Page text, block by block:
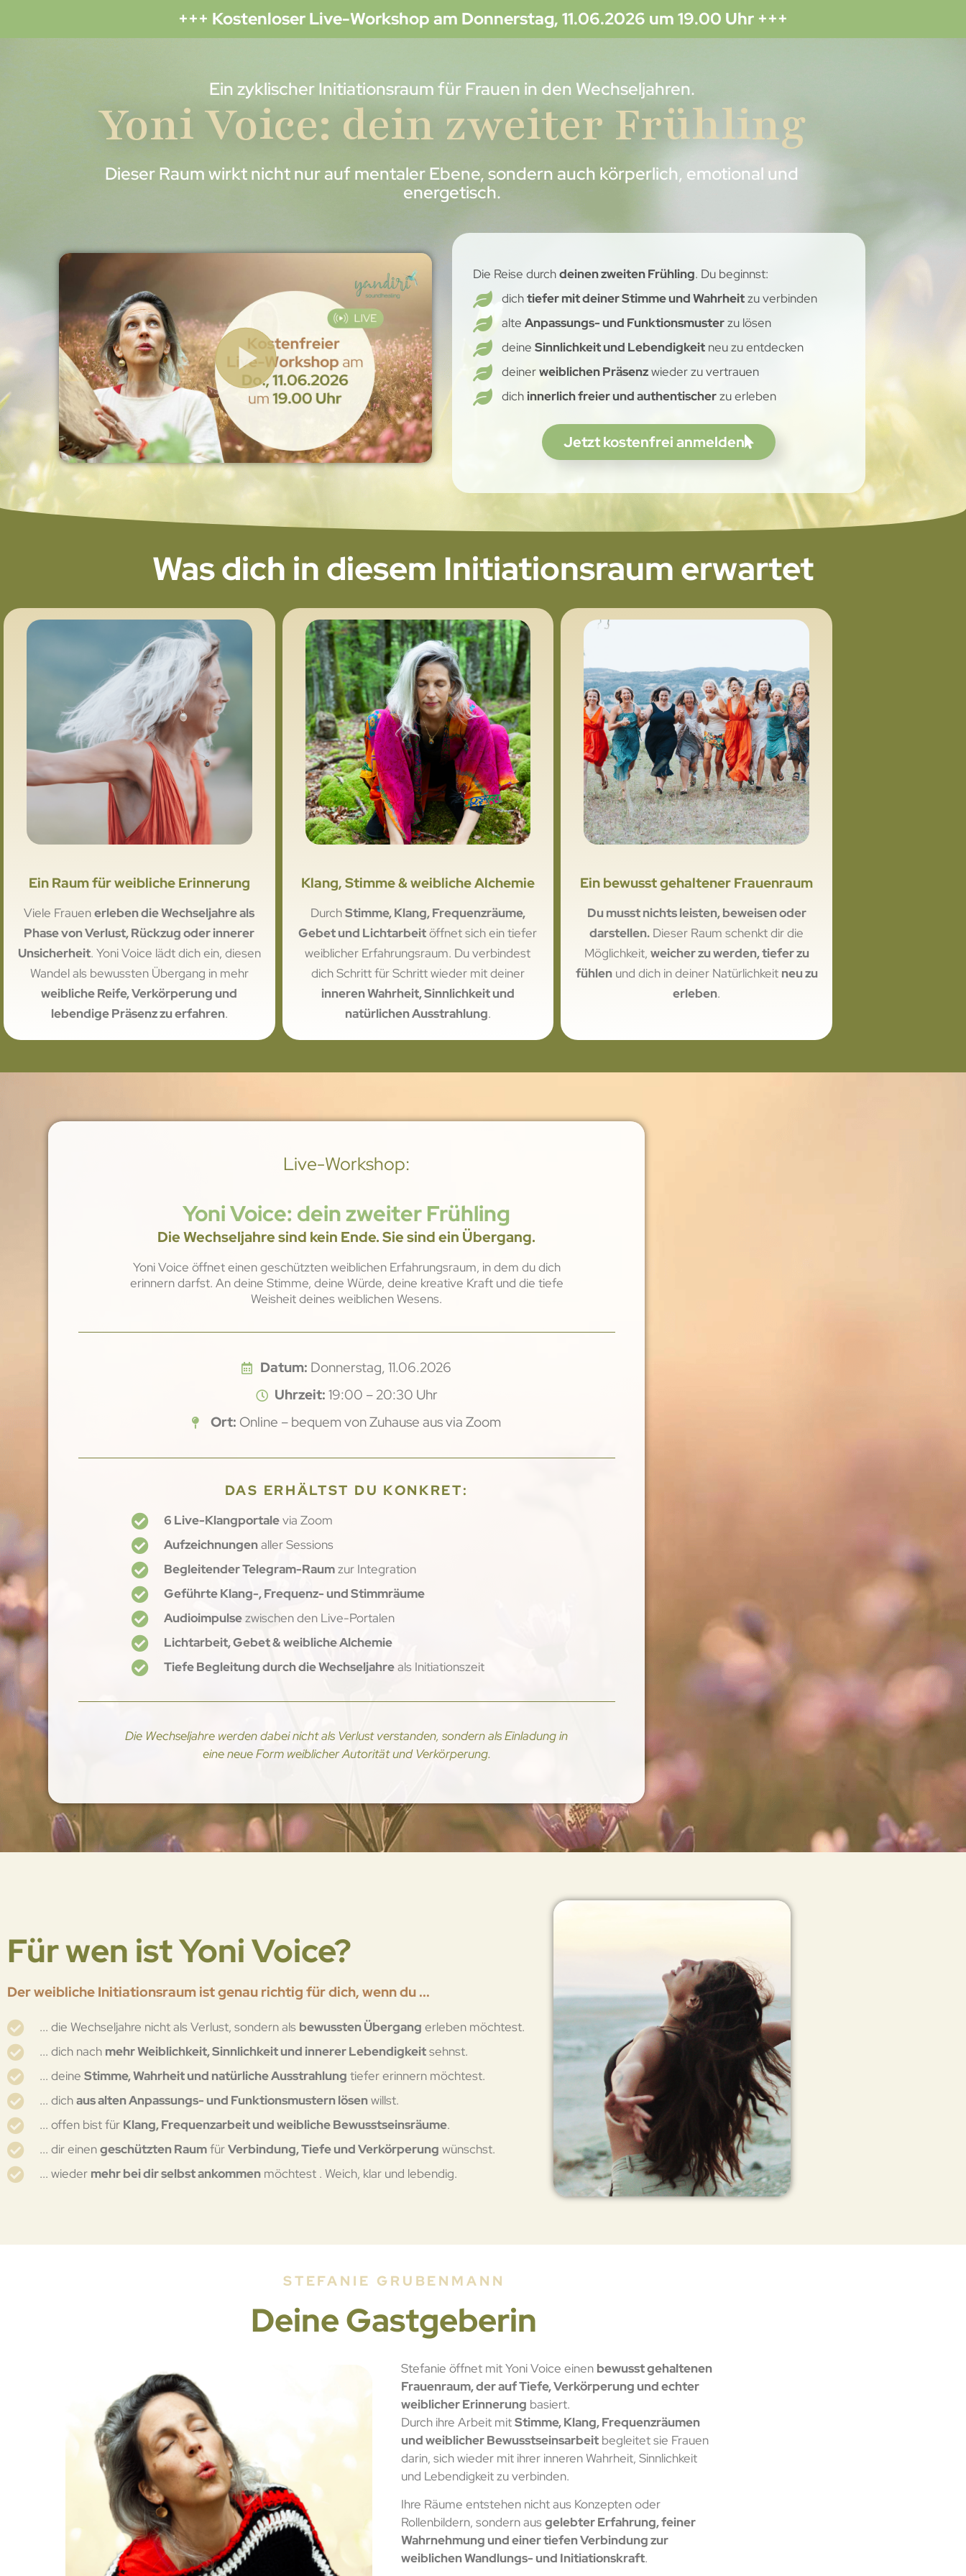
+++ Kostenloser Live-Workshop am Donnerstag, 11.06.2026 um 19.00 Uhr +++
Ein zyklischer Initiationsraum für Frauen in den Wechseljahren.
Yoni Voice: dein zweiter Frühling
Dieser Raum wirkt nicht nur auf mentaler Ebene, sondern auch körperlich, emotional und
energetisch.
Die Reise durchdeinen zweiten Frühling. Du beginnst:
dichtiefer mit deiner Stimme und Wahrheitzu verbinden
alte Anpassungs- und Funktionsmusterzu lösen
deine Sinnlichkeit und Lebendigkeitneu zu entdecken
deinerweiblichen Präsenzwieder zu vertrauen
dichinnerlich freier und authentischerzu erleben
Jetzt kostenfrei anmelden
Was dich in diesem Initiationsraum erwartet
Ein Raum für weibliche Erinnerung
Viele Frauenerleben die Wechseljahre als
Phase von Verlust, Rückzug oder innerer
Unsicherheit. Yoni Voice lädt dich ein, diesen
Wandel als bewussten Übergang in mehr
weibliche Reife, Verkörperung und
lebendige Präsenz zu erfahren.
Klang, Stimme & weibliche Alchemie
DurchStimme, Klang, Frequenzräume,
Gebet und Lichtarbeitöffnet sich ein tiefer
weiblicher Erfahrungsraum. Du verbindest
dich Schritt für Schritt wieder mit deiner
inneren Wahrheit, Sinnlichkeit und
natürlichen Ausstrahlung.
Ein bewusst gehaltener Frauenraum
Du musst nichts leisten, beweisen oder
darstellen. Dieser Raum schenkt dir die
Möglichkeit, weicher zu werden, tiefer zu
fühlenund dich in deiner Natürlichkeit neu zu
erleben.
Live-Workshop:
Yoni Voice: dein zweiter Frühling
Die Wechseljahre sind kein Ende. Sie sind ein Übergang.
Yoni Voice öffnet einen geschützten weiblichen Erfahrungsraum, in dem du dich
erinnern darfst. An deine Stimme, deine Würde, deine kreative Kraft und die tiefe
Weisheit deines weiblichen Wesens.
Datum: Donnerstag, 11.06.2026
Uhrzeit: 19:00 – 20:30 Uhr
Ort: Online – bequem von Zuhause aus via Zoom
DAS ERHÄLTST DU KONKRET:
6 Live-Klangportalevia Zoom
Aufzeichnungenaller Sessions
Begleitender Telegram-Raumzur Integration
Geführte Klang-, Frequenz- und Stimmräume
Audioimpulsezwischen den Live-Portalen
Lichtarbeit, Gebet & weibliche Alchemie
Tiefe Begleitung durch die Wechseljahreals Initiationszeit
Die Wechseljahre werden dabei nicht als Verlust verstanden, sondern als Einladung in
eine neue Form weiblicher Autorität und Verkörperung.
Für wen ist Yoni Voice?
Der weibliche Initiationsraum ist genau richtig für dich, wenn du ...
... die Wechseljahre nicht als Verlust, sondern als bewussten Übergang erleben möchtest.
... dich nach mehr Weiblichkeit, Sinnlichkeit und innerer Lebendigkeitsehnst.
... deine Stimme, Wahrheit und natürliche Ausstrahlung tiefer erinnern möchtest.
... dichaus alten Anpassungs- und Funktionsmustern lösenwillst.
... offen bist für Klang, Frequenzarbeit und weibliche Bewusstseinsräume.
... dir einengeschützten RaumfürVerbindung, Tiefe und Verkörperung wünschst.
... wieder mehr bei dir selbst ankommen möchtest . Weich, klar und lebendig.
STEFANIE GRUBENMANN
Deine Gastgeberin
Stefanie öffnet mit Yoni Voice einen bewusst gehaltenen
Frauenraum, der auf Tiefe, Verkörperung und echter
weiblicher Erinnerung basiert.
Durch ihre Arbeit mitStimme, Klang, Frequenzräumen
und weiblicher Bewusstseinsarbeit begleitet sie Frauen
darin, sich wieder mit ihrer inneren Wahrheit, Sinnlichkeit
und Lebendigkeit zu verbinden.
Ihre Räume entstehen nicht aus Konzepten oder
Rollenbildern, sondern ausgelebter Erfahrung, feiner
Wahrnehmung und einer tiefen Verbindung zur
weiblichen Wandlungs- und Initiationskraft.